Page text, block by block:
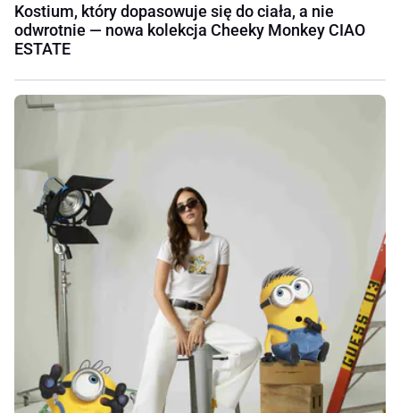
Kostium, który dopasowuje się do ciała, a nie
odwrotnie — nowa kolekcja Cheeky Monkey CIAO
ESTATE